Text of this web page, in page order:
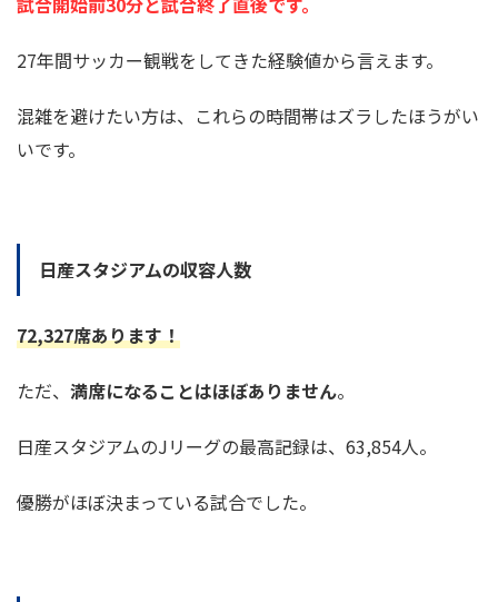
27年間サッカー観戦をしてきた経験値から言えます。
混雑を避けたい方は、これらの時間帯はズラしたほうがい
いです。
日産スタジアムの収容人数
72,327席あります！
ただ、 満席になることはほぼありません。
日産スタジアムのJリーグの最高記録は、63,854人。
優勝がほぼ決まっている試合でした。